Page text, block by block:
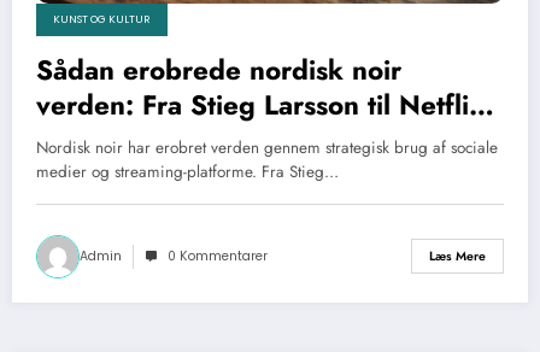
KUNST OG KULTUR
Sådan erobrede nordisk noir
verden: Fra Stieg Larsson til Netflix-
succeserne
Nordisk noir har erobret verden gennem strategisk brug af sociale
medier og streaming-platforme. Fra Stieg…
Admin 0 Kommentarer Læs Mere